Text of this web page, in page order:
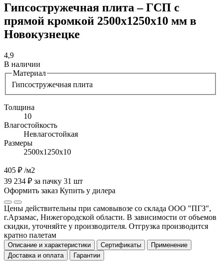
Гипсостружечная плита – ГСП с
прямой кромкой 2500х1250х10 мм в
Новокузнецке
4,9
В наличии
Материал
Гипсостружечная плита
Толщина
10
Влагостойкость
Невлагостойкая
Размеры
2500х1250х10
405 ₽ /м2
39 234 ₽ за пачку 31 шт
Оформить заказ Купить у дилера
Цены действительны при самовывозе со склада ООО "ПГЗ",
г.Арзамас, Нижегородской области. В зависимости от объемов
скидки, уточняйте у производителя. Отгрузка производится
кратно палетам
Описание и характеристики Сертификаты
Применение
Доставка и оплата
Гарантии